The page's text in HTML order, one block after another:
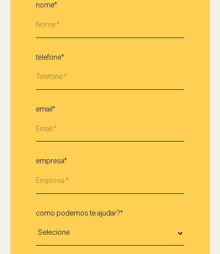
nome*
telefone*
email*
empresa*
como podemos te ajudar?*